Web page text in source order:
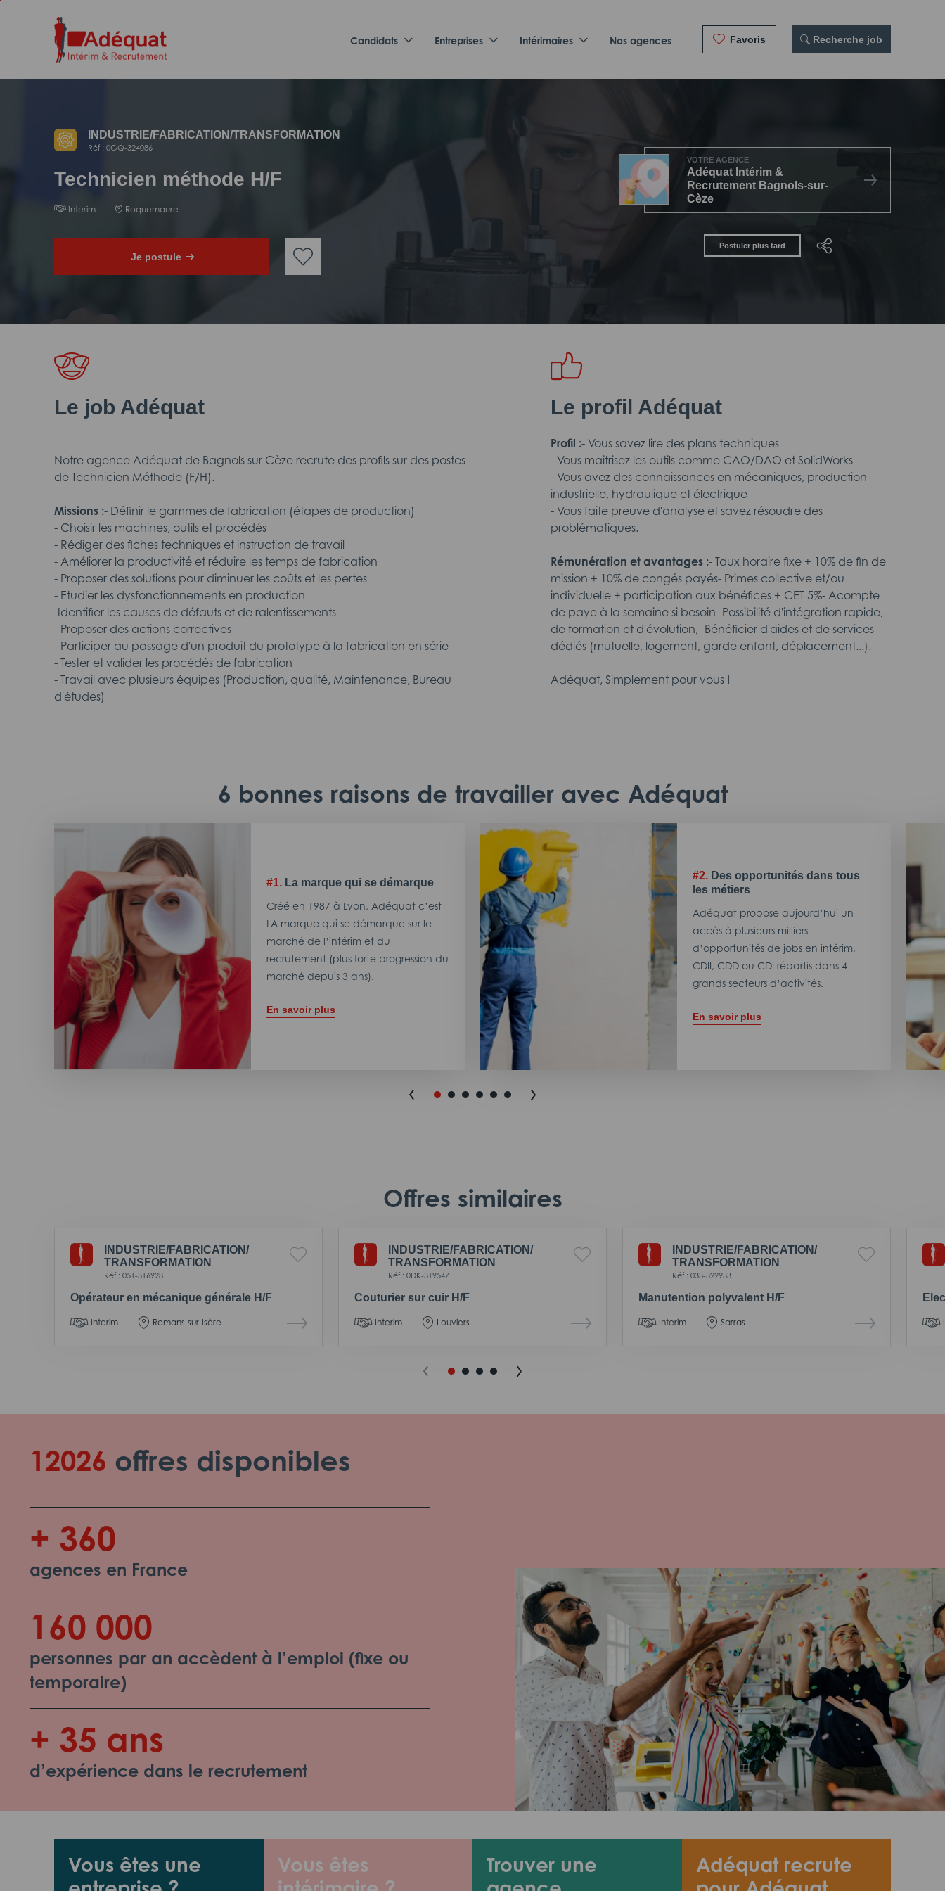
navigation
Candidats Entreprises Intérimaires Nos agences Favoris Recherche job
INDUSTRIE/FABRICATION/TRANSFORMATION
Réf : 0GQ-324086
Technicien méthode H/F
Interim Roquemaure
Je postule
VOTRE AGENCE
Adéquat Intérim &
Recrutement Bagnols-sur-
Cèze
Postuler plus tard
Le job Adéquat
Notre agence Adéquat de Bagnols sur Cèze recrute des profils sur des postes
de Technicien Méthode (F/H).
Missions :- Définir le gammes de fabrication (étapes de production)
- Choisir les machines, outils et procédés
- Rédiger des fiches techniques et instruction de travail
- Améliorer la productivité et réduire les temps de fabrication
- Proposer des solutions pour diminuer les coûts et les pertes
- Etudier les dysfonctionnements en production
-Identifier les causes de défauts et de ralentissements
- Proposer des actions correctives
- Participer au passage d'un produit du prototype à la fabrication en série
- Tester et valider les procédés de fabrication
- Travail avec plusieurs équipes (Production, qualité, Maintenance, Bureau
d'études)
Le profil Adéquat
Profil :- Vous savez lire des plans techniques
- Vous maitrisez les outils comme CAO/DAO et SolidWorks
- Vous avez des connaissances en mécaniques, production
industrielle, hydraulique et électrique
- Vous faite preuve d'analyse et savez résoudre des
problématiques.
Rémunération et avantages :- Taux horaire fixe + 10% de fin de
mission + 10% de congés payés- Primes collective et/ou
individuelle + participation aux bénéfices + CET 5%- Acompte
de paye à la semaine si besoin- Possibilité d'intégration rapide,
de formation et d'évolution,- Bénéficier d'aides et de services
dédiés (mutuelle, logement, garde enfant, déplacement...).
Adéquat, Simplement pour vous !
6 bonnes raisons de travailler avec Adéquat
#1. La marque qui se démarque
Créé en 1987 à Lyon, Adéquat c’est
LA marque qui se démarque sur le
marché de l’intérim et du
recrutement (plus forte progression du
marché depuis 3 ans).
En savoir plus
#2. Des opportunités dans tous
les métiers
Adéquat propose aujourd’hui un
accès à plusieurs milliers
d’opportunités de jobs en intérim,
CDII, CDD ou CDI répartis dans 4
grands secteurs d’activités.
En savoir plus
Offres similaires
INDUSTRIE/FABRICATION/
TRANSFORMATION
Réf : 051-316928
Opérateur en mécanique générale H/F
Interim Romans-sur-Isère
INDUSTRIE/FABRICATION/
TRANSFORMATION
Réf : 0DK-319547
Couturier sur cuir H/F
Interim Louviers
INDUSTRIE/FABRICATION/
TRANSFORMATION
Réf : 033-322933
Manutention polyvalent H/F
Interim Sarras
12026 offres disponibles
+ 360
agences en France
160 000
personnes par an accèdent à l’emploi (fixe ou
temporaire)
+ 35 ans
d’expérience dans le recrutement
Vous êtes une
Vous êtes
Trouver une
Adéquat recrute